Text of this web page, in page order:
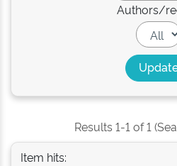
Authors/
Results 1-1 of 1
Item hits: